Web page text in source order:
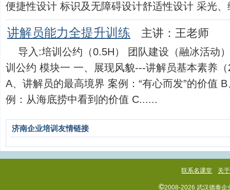
便捷性设计 标识及无障碍设计舒适性设计 采光
讲解员能力全提升训练 主讲：王老师
导入:培训公约（0.5H） 团队建设（融冰活动
训公约 模块一 一、展现风貌---讲解员基本素养
A、讲解员的最高境界 案例：“有心而发”的价值
例：从海底捞中看到的价值 C......
济南企业培训友情链接
联系名课堂 关
©2008-2026 武汉德泰企